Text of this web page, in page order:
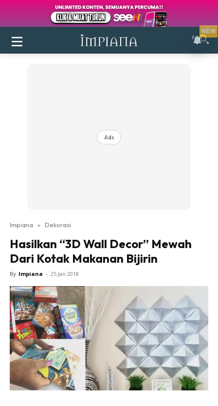
Login|Register
Ruang Makan
Ruang Tamu
Direktori
Interior Design
Landskap
DIY
Bilik Air
Bilik Tidur
Dapur
Ruang Makan
Make Over
Ads
Impiana » Dekorasi
Hasilkan “3D Wall Decor” Mewah
Dari Kotak Makanan Bijirin
By Impiana - 25 Jan 2018
NEW